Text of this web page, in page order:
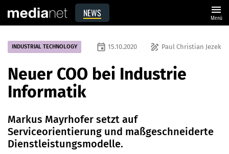
NEWS menu
Menü
INDUSTRIAL TECHNOLOGY draw Paul Christian Jezek
event 15.10.2020
Neuer COO bei Industrie
Informatik
Markus Mayrhofer setzt auf
Serviceorientierung und maßgeschneiderte
Dienstleistungsmodelle.